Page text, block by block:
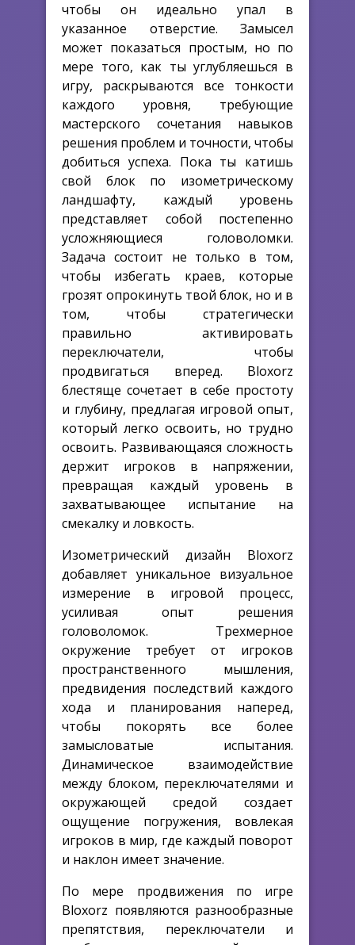
чтобы он идеально упал в
указанное отверстие. Замысел
может показаться простым, но по
мере того, как ты углубляешься в
игру, раскрываются все тонкости
каждого уровня, требующие
мастерского сочетания навыков
решения проблем и точности, чтобы
добиться успеха. Пока ты катишь
свой блок по изометрическому
ландшафту, каждый уровень
представляет собой постепенно
усложняющиеся головоломки.
Задача состоит не только в том,
чтобы избегать краев, которые
грозят опрокинуть твой блок, но и в
том, чтобы стратегически
правильно активировать
переключатели, чтобы
продвигаться вперед. Bloxorz
блестяще сочетает в себе простоту
и глубину, предлагая игровой опыт,
который легко освоить, но трудно
освоить. Развивающаяся сложность
держит игроков в напряжении,
превращая каждый уровень в
захватывающее испытание на
смекалку и ловкость.
Изометрический дизайн Bloxorz
добавляет уникальное визуальное
измерение в игровой процесс,
усиливая опыт решения
головоломок. Трехмерное
окружение требует от игроков
пространственного мышления,
предвидения последствий каждого
хода и планирования наперед,
чтобы покорять все более
замысловатые испытания.
Динамическое взаимодействие
между блоком, переключателями и
окружающей средой создает
ощущение погружения, вовлекая
игроков в мир, где каждый поворот
и наклон имеет значение.
По мере продвижения по игре
Bloxorz появляются разнообразные
препятствия, переключатели и